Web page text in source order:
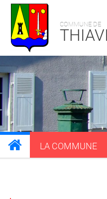
COMMUNE DE
LA COMMUNE